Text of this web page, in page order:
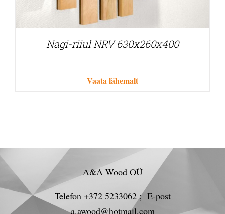
Nagi-riiul NRV 630x260x400
Vaata lähemalt
A&A Wood OÜ
Telefon +372 5233062 ; E-post
a.awood@hotmail.com